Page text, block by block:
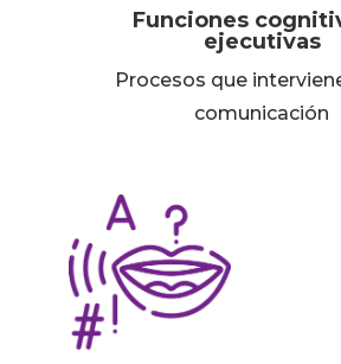
Funciones
ejecutivas
Procesos que
comunicación